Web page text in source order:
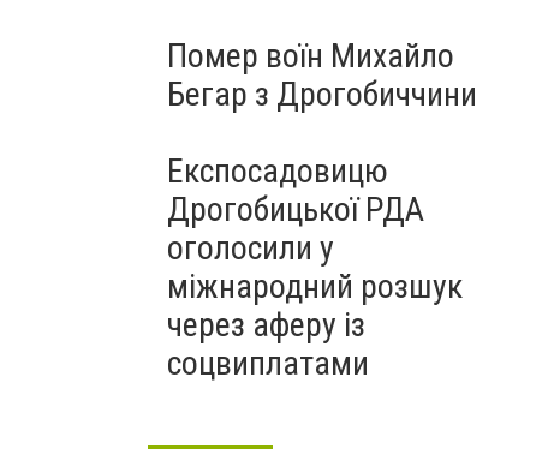
Помер воїн Михайло
Бегар з Дрогобиччини
Експосадовицю
Дрогобицької РДА
оголосили у
міжнародний розшук
через аферу із
соцвиплатами